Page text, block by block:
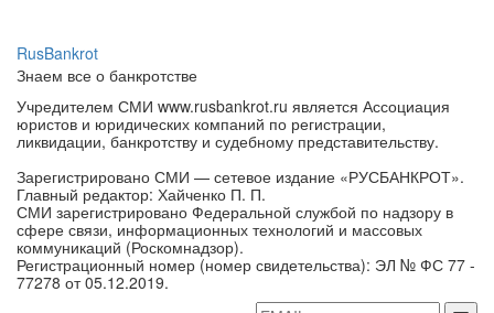
RusBankrot
Знаем все о банкротстве
Учредителем СМИ www.rusbankrot.ru является Ассоциация
юристов и юридических компаний по регистрации,
ликвидации, банкротству и судебному представительству.
Зарегистрировано СМИ — сетевое издание «РУСБАНКРОТ».
Главный редактор: Хайченко П. П.
СМИ зарегистрировано Федеральной службой по надзору в
сфере связи, информационных технологий и массовых
коммуникаций (Роскомнадзор).
Регистрационный номер (номер свидетельства): ЭЛ № ФС 77 -
77278 от 05.12.2019.